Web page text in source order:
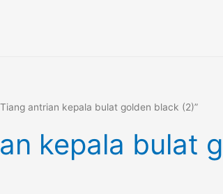
antrian kepala bulat golden black (2)”
kepala bulat